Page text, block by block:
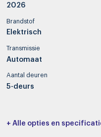
2026
Brandstof
Elektrisch
Transmissie
Automaat
Aantal deuren
5-deurs
Interieurkleur
+ Alle opties en